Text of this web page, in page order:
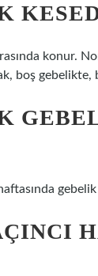
konur.
boş gebelikte,